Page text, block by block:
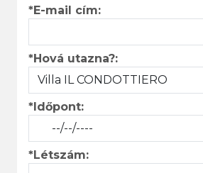
*E-mail cím:
*Hová utazna?:
*Időpont:
*Létszám: